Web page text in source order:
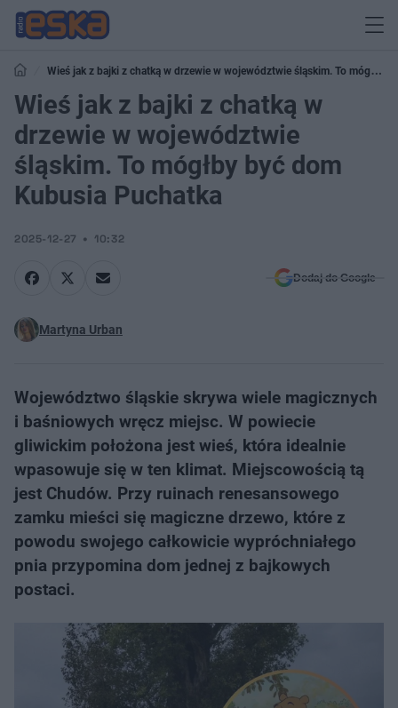
Wieś jak z bajki z chatką w drzewie w województwie śląskim. To mógłby
być dom Kubusia Puchatka
Wieś jak z bajki z chatką w
drzewie w województwie
śląskim. To mógłby być dom
Kubusia Puchatka
2025-12-27 10:32
Dodaj do Google
Martyna Urban
Województwo śląskie skrywa wiele magicznych
i baśniowych wręcz miejsc. W powiecie
gliwickim położona jest wieś, która idealnie
wpasowuje się w ten klimat. Miejscowością tą
jest Chudów. Przy ruinach renesansowego
zamku mieści się magiczne drzewo, które z
powodu swojego całkowicie wypróchniałego
pnia przypomina dom jednej z bajkowych
postaci.